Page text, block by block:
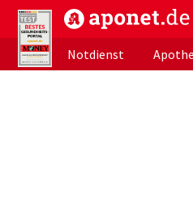
aponet.de - Das
Notdienst